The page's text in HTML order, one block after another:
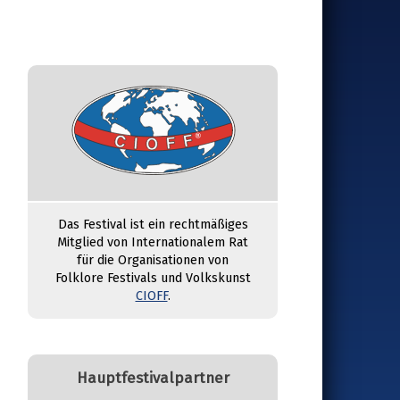
Das Festival ist ein rechtmäßiges
Mitglied von Internationalem Rat
für die Organisationen von
Folklore Festivals und Volkskunst
CIOFF.
Hauptfestivalpartner